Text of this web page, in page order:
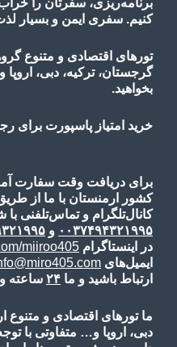
برنامه‌ریزی، سفرتان را خراب
کنیم. سفری ایمن و بسیار
تورهای اقتصادی و متنوع
گرجستان، ترکیه، دبی،
بخواهید.
خرید امتیاز پاسپورت برای
برای دریافت وقت سفارت
کشور ارمنستان با ما از طریق
کانال‌تلگرام و تماس‌تلفنی با
۰۰۳۷۴۹۴۳۲۱۹۹۵ و
در اینستاگرام miiroo405
ایمیل‌های
ارتباط باشید و ما ۲۴ ساعته و
ما تورهای اقتصادی و متنوع
دبی، اروپا و… متفاوتی با